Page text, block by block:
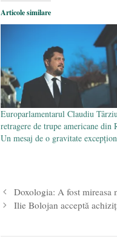
Articole similare
Europarlamentarul Claudiu
retragere de trupe americane din
Un mesaj de o gravitate
Doxologia: A fost mireasa
Ilie Bolojan acceptă